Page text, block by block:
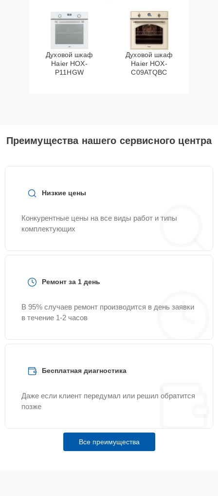
Духовой шкаф
Haier HOX-
P11HGW
Духовой шкаф
Haier HOX-
C09ATQBC
Преимущества нашего сервисного центра
Низкие цены
Конкурентные цены на все виды работ и типы
комплектующих
Ремонт за 1 день
В 95% случаев ремонт производится в день заявки
в течение 1-2 часов
Бесплатная диагностика
Даже если клиент передумал или решил обратится
позже
Все преимущества